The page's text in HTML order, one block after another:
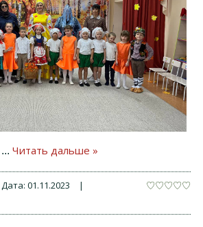
... Читать дальше »
Дата: 01.11.2023 |